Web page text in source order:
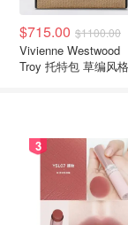
$715.00 $1100.00
Vivienne Westwood
Troy 托特包 草编风格
3